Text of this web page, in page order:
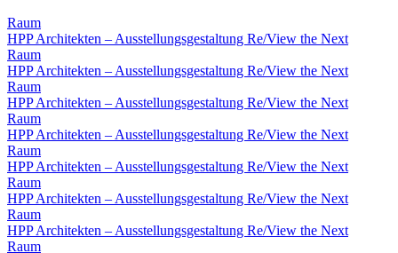
Raum
HPP Architekten – Ausstellungsgestaltung Re/View the Next
Raum
HPP Architekten – Ausstellungsgestaltung Re/View the Next
Raum
HPP Architekten – Ausstellungsgestaltung Re/View the Next
Raum
HPP Architekten – Ausstellungsgestaltung Re/View the Next
Raum
HPP Architekten – Ausstellungsgestaltung Re/View the Next
Raum
HPP Architekten – Ausstellungsgestaltung Re/View the Next
Raum
HPP Architekten – Ausstellungsgestaltung Re/View the Next
Raum